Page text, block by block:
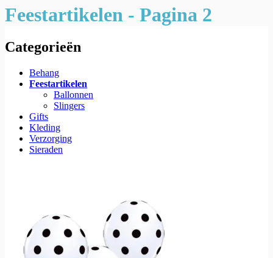
Feestartikelen - Pagina 2
Categorieën
Behang
Feestartikelen
Ballonnen
Slingers
Gifts
Kleding
Verzorging
Sieraden